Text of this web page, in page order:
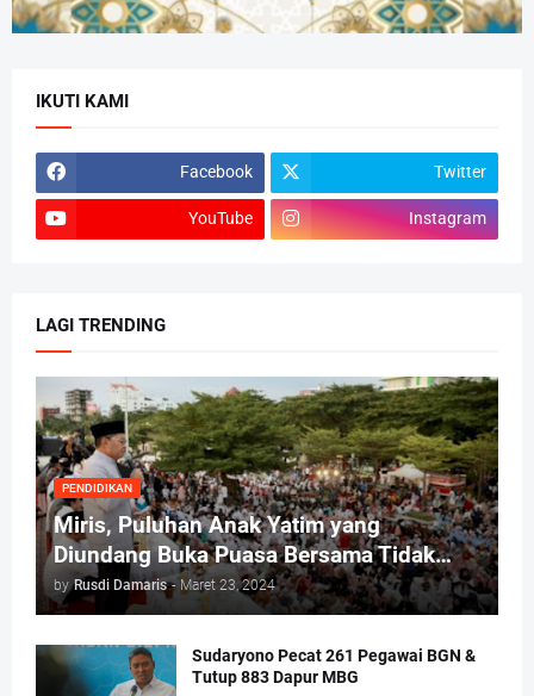
IKUTI KAMI
Facebook Twitter
YouTube Instagram
LAGI TRENDING
PENDIDIKAN
Miris, Puluhan Anak Yatim yang
Diundang Buka Puasa Bersama Tidak
Dapat Jatah Makan dan Infaq
by Rusdi Damaris - Maret 23, 2024
Sudaryono Pecat 261 Pegawai BGN &
Tutup 883 Dapur MBG